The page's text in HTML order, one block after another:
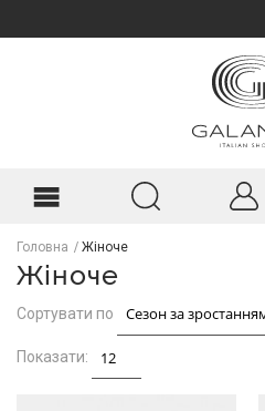
Головна Жіноче
Жіноче
Сортувати по
Показати: